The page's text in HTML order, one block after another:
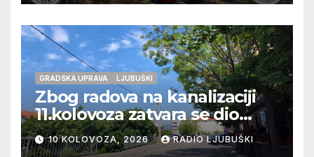
GRADSKA UPRAVA LJUBUŠKI
Zbog radova na kanalizaciji
11.kolovoza zatvara se dio
ulice Petra Barbarića
10 KOLOVOZA, 2026 RADIO LJUBUŠKI